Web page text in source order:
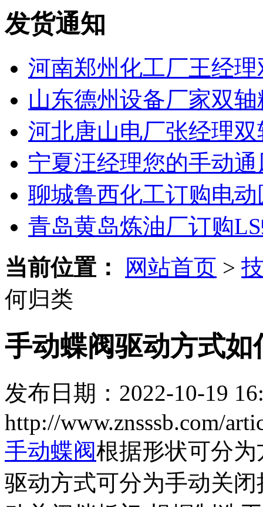
发货通知
河南郑州化工厂王经
山东德州设备厂家双
河北唐山电厂张经理
宁夏汪经理您的手动
聊城鲁西化工订购电
青岛黄岛炼油厂订购
当前位置：
网站首页 >
何归类
手动蝶阀驱动方式如
发布日期：2022-10-19
http://www.znsssb.com/
手动蝶阀根据形状可分
驱动方式可分为手动关